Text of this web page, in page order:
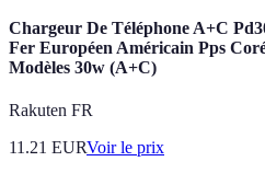
Chargeur De Téléphone A+C
Fer Européen Américain Pps
Modèles 30w (A+C)
Rakuten FR
11.21 EURVoir le prix